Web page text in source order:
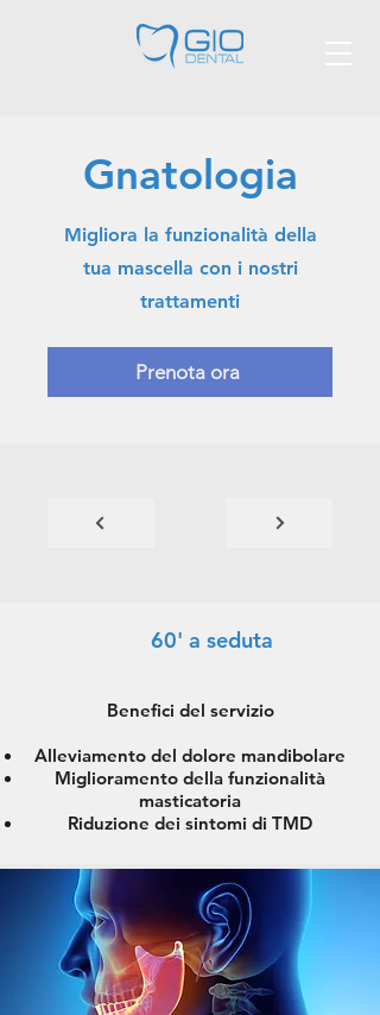
Gnatologia
Migliora la funzionalità della
tua mascella con i nostri
trattamenti
Prenota ora
60' a seduta
Benefici del servizio
Alleviamento del dolore mandibolare
Miglioramento della funzionalità
masticatoria
Riduzione dei sintomi di TMD